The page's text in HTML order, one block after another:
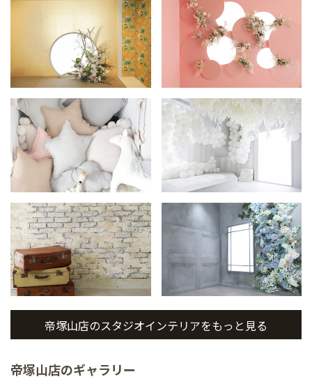
帝塚山店のスタジオインテリアをもっと見る
帝塚山店のギャラリー